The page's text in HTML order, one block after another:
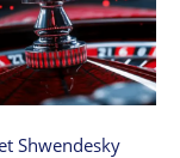
Shwendesky